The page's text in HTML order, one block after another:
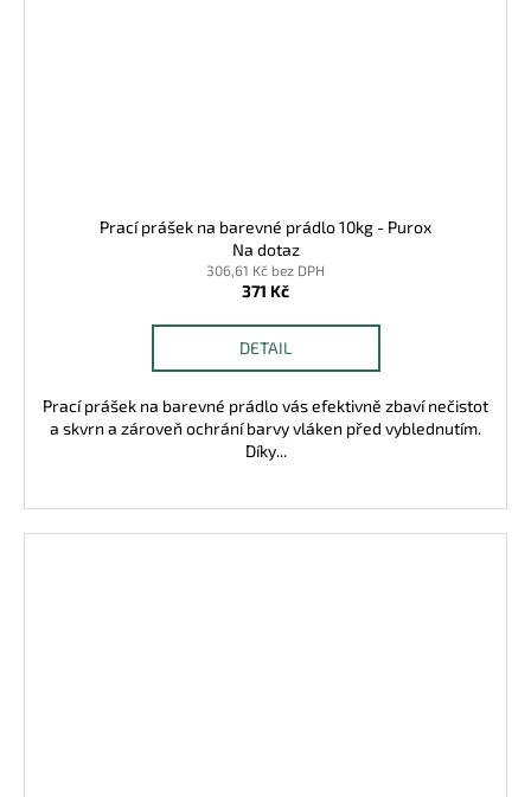
Prací prášek na barevné prádlo 10kg - Purox
Na dotaz
306,61 Kč bez DPH
371 Kč
DETAIL
Prací prášek na barevné prádlo vás efektivně zbaví nečistot
a skvrn a zároveň ochrání barvy vláken před vyblednutím.
Díky...